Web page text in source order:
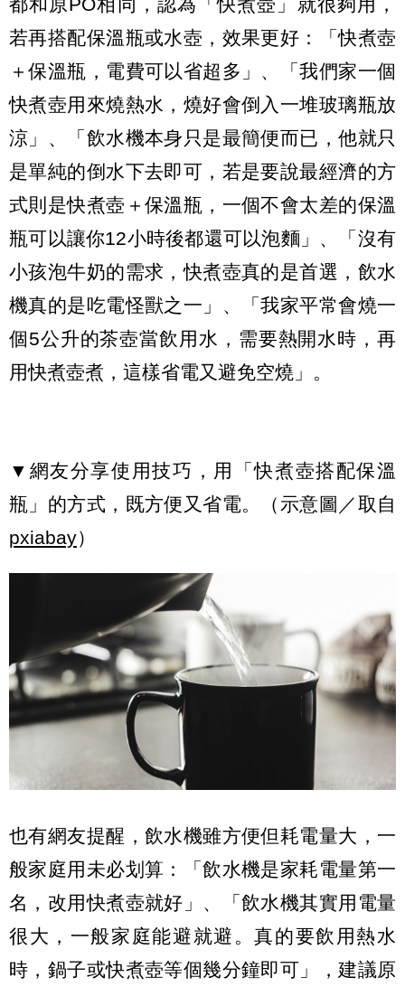
都和原PO相同，認為「快煮壺」就很夠用，
若再搭配保溫瓶或水壺，效果更好：「快煮壺
＋保溫瓶，電費可以省超多」、「我們家一個
快煮壺用來燒熱水，燒好會倒入一堆玻璃瓶放
涼」、「飲水機本身只是最簡便而已，他就只
是單純的倒水下去即可，若是要說最經濟的方
式則是快煮壺＋保溫瓶，一個不會太差的保溫
瓶可以讓你12小時後都還可以泡麵」、「沒有
小孩泡牛奶的需求，快煮壺真的是首選，飲水
機真的是吃電怪獸之一」、「我家平常會燒一
個5公升的茶壺當飲用水，需要熱開水時，再
用快煮壺煮，這樣省電又避免空燒」。
▼網友分享使用技巧，用「快煮壺搭配保溫
瓶」的方式，既方便又省電。（示意圖／取自
pxiabay）
也有網友提醒，飲水機雖方便但耗電量大，一
般家庭用未必划算：「飲水機是家耗電量第一
名，改用快煮壺就好」、「飲水機其實用電量
很大，一般家庭能避就避。真的要飲用熱水
時，鍋子或快煮壺等個幾分鐘即可」，建議原